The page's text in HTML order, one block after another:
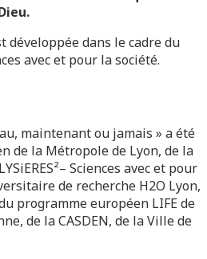
développée dans le cadre du
avec et pour la société.
maintenant ou jamais » a été
de la Métropole de Lyon, de la
Sciences avec et pour
de recherche H2O Lyon,
programme européen LIFE de
de la CASDEN, de la Ville de